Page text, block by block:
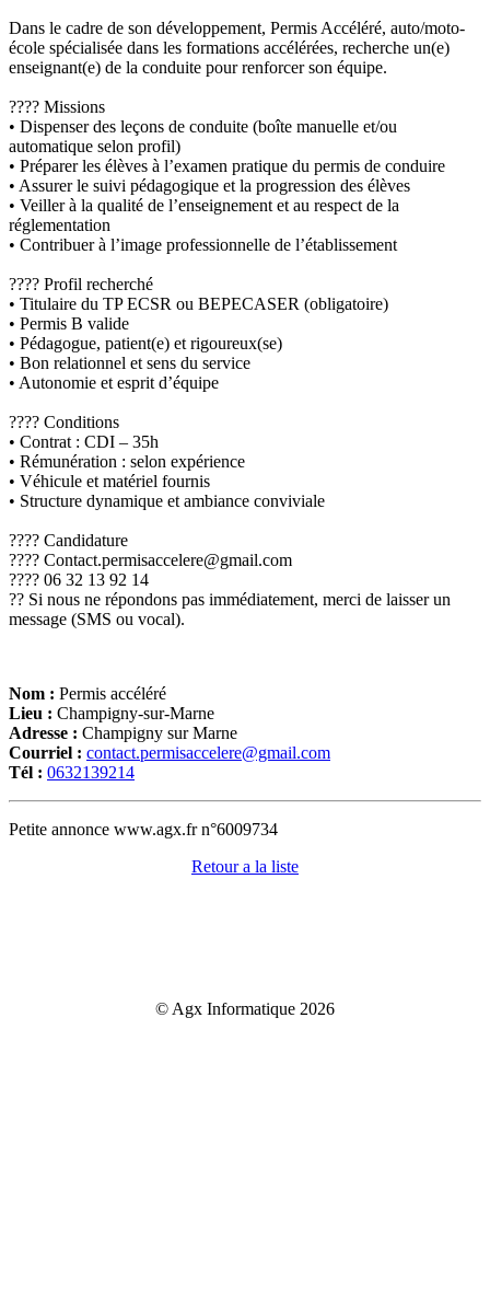
Dans le cadre de son développement, Permis Accéléré, auto/moto-
école spécialisée dans les formations accélérées, recherche un(e)
enseignant(e) de la conduite pour renforcer son équipe.
???? Missions
• Dispenser des leçons de conduite (boîte manuelle et/ou
automatique selon profil)
• Préparer les élèves à l’examen pratique du permis de conduire
• Assurer le suivi pédagogique et la progression des élèves
• Veiller à la qualité de l’enseignement et au respect de la
réglementation
• Contribuer à l’image professionnelle de l’établissement
???? Profil recherché
• Titulaire du TP ECSR ou BEPECASER (obligatoire)
• Permis B valide
• Pédagogue, patient(e) et rigoureux(se)
• Bon relationnel et sens du service
• Autonomie et esprit d’équipe
???? Conditions
• Contrat : CDI – 35h
• Rémunération : selon expérience
• Véhicule et matériel fournis
• Structure dynamique et ambiance conviviale
???? Candidature
???? Contact.permisaccelere@gmail.com
???? 06 32 13 92 14
?? Si nous ne répondons pas immédiatement, merci de laisser un
message (SMS ou vocal).
Nom : Permis accéléré
Lieu : Champigny-sur-Marne
Adresse : Champigny sur Marne
Courriel : contact.permisaccelere@gmail.com
Tél : 0632139214
Petite annonce www.agx.fr n°6009734
Retour a la liste
© Agx Informatique 2026